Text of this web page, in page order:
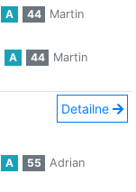
A 44
Martin
A 44
Martin
Detailne
A 55
Adrian